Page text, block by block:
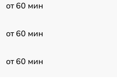
от 60 мин
от 60 мин
от 60 мин